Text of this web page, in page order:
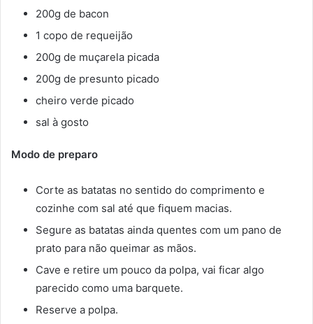
200g de bacon
1 copo de requeijão
200g de muçarela picada
200g de presunto picado
cheiro verde picado
sal à gosto
Modo de preparo
Corte as batatas no sentido do comprimento e
cozinhe com sal até que fiquem macias.
Segure as batatas ainda quentes com um pano de
prato para não queimar as mãos.
Cave e retire um pouco da polpa, vai ficar algo
parecido como uma barquete.
Reserve a polpa.